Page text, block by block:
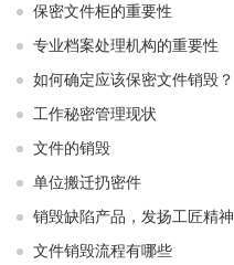
保密文件柜的重要性
专业档案处理机构的重要性
如何确定应该保密文件销毁？
工作秘密管理现状
文件的销毁
单位搬迁扔密件
销毁缺陷产品，发扬工匠精神
文件销毁流程有哪些